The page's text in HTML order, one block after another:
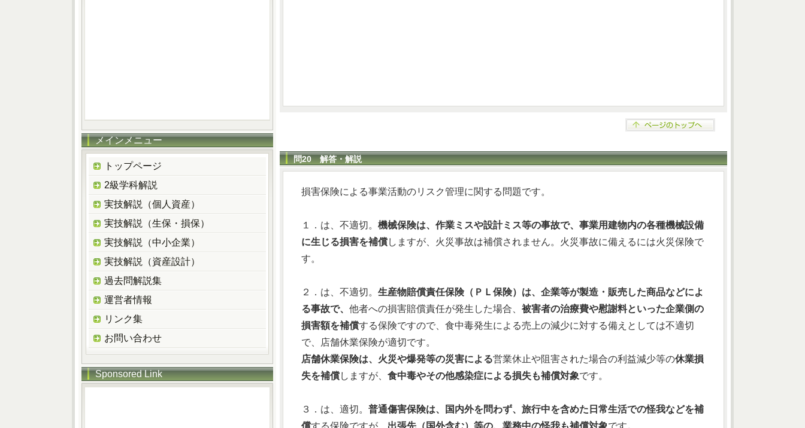
問20 解答・解説
損害保険による事業活動のリスク管理に関する問題です。
１．は、不適切。 機械保険は、作業ミスや設計ミス等の事故で、事業用建物内の各種機械設備
に生じる損害を補償しますが、火災事故は補償されません。火災事故に備えるには火災保険で
す。
２．は、不適切。 生産物賠償責任保険（ＰＬ保険）は、企業等が製造・販売した商品などによ
る事故で、 他者への損害賠償責任が発生した場合、 被害者の治療費や慰謝料といった企業側の
損害額を補償する保険ですので、食中毒発生による売上の減少に対する備えとしては不適切
で、店舗休業保険が適切です。
店舗休業保険は、火災や爆発等の災害による営業休止や阻害された場合の利益減少等の休業損
失を補償しますが、 食中毒やその他感染症による損失も補償対象です。
３．は、適切。 普通傷害保険は、国内外を問わず、旅行中を含めた日常生活での怪我などを補
償する保険ですが、 出張先（国外含む）等の、業務中の怪我も補償対象です。
メインメニュー
トップページ
2級学科解説
実技解説（個人資産）
実技解説（生保・損保）
実技解説（中小企業）
実技解説（資産設計）
過去問解説集
運営者情報
リンク集
お問い合わせ
Sponsored Link